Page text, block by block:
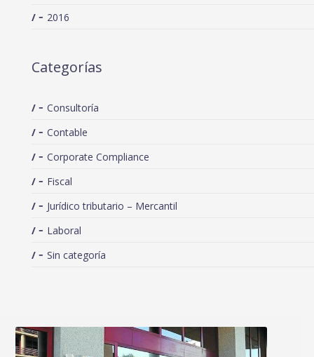
2016
Categorías
Consultoría
Contable
Corporate Compliance
Fiscal
Jurídico tributario – Mercantil
Laboral
Sin categoría